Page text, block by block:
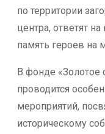
по территории
центра, ответят
память героев на
В фонде «Золотое
проводится
мероприятий,
историческому